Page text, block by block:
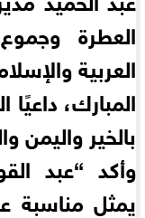
العطرة
العربية
المبارك،
بالخير واليمن
وأكد “عبد
يمثل مناسبة